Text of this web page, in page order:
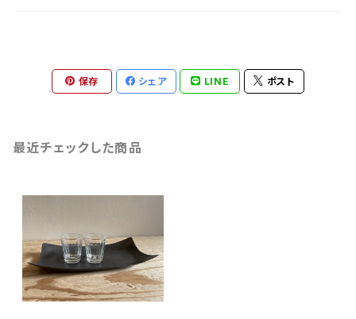
保存 シェア LINE ポスト
最近チェックした商品